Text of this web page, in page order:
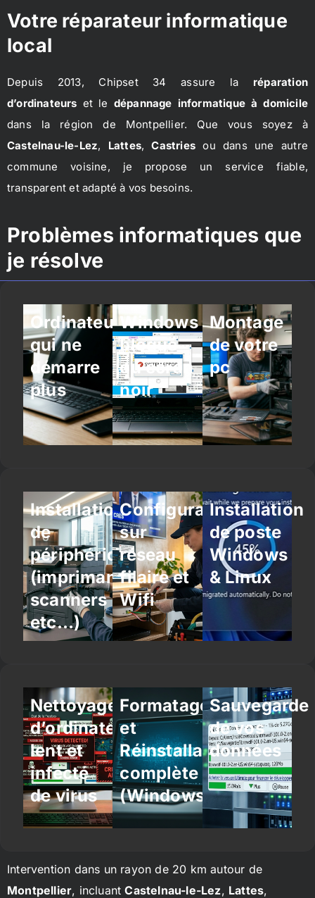
Votre réparateur informatique
local
Depuis 2013, Chipset 34 assure la réparation
d’ordinateurs et le dépannage informatique à domicile
dans la région de Montpellier. Que vous soyez à
Castelnau-le-Lez, Lattes,Castries ou dans une autre
commune voisine, je propose un service fiable,
transparent et adapté à vos besoins.
Problèmes informatiques que
je résolve
Ordinateur
qui ne
démarre
plus
Windows
bloqué
ou écran
noir
Montage
de votre
pc
Installation
de
périphériques
(imprimantes,
scanners
etc…)
Configuration
sur
réseau
filaire et
Wifi
Installation
de poste
Windows
& Linux
Nettoyage
d’ordinateur
lent et
infecté
de virus
Formatage
et
Réinstallation
complète
(Windows/Linux)
Sauvegarde
de vos
données
Intervention dans un rayon de 20 km autour de
Montpellier, incluantCastelnau-le-Lez, Lattes,